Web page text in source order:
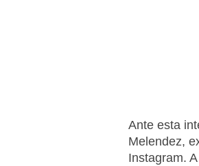
Ante esta
Melendez,
Instagram.